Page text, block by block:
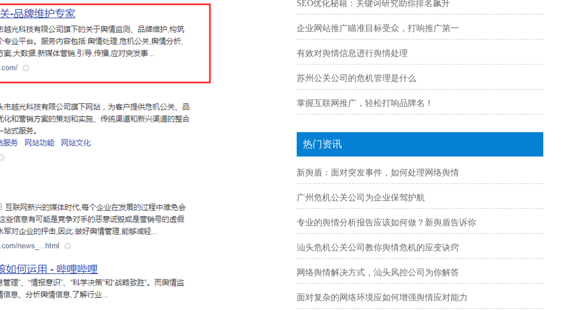
SEO优化秘籍：关键词研究助你排名飙升
企业网站推广瞄准目标受众，打响推广第一
有效对舆情信息进行舆情处理
苏州公关公司的危机管理是什么
掌握互联网推广，轻松打响品牌名！
热门资讯
新舆盾：面对突发事件，如何处理网络舆情
广州危机公关公司为企业保驾护航
专业的舆情分析报告应该如何做？新舆盾告诉你
汕头危机公关公司教你舆情危机的应变诀窍
网络舆情解决方式，汕头风控公司为你解答
面对复杂的网络环境应如何增强舆情应对能力